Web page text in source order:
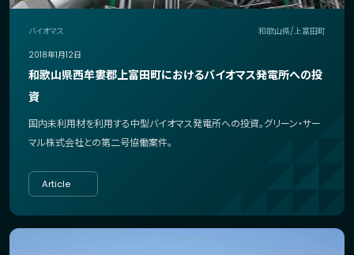
バイオマス
和歌山県/上富田町
2018年1月12日
和歌山県西牟婁郡上富田町におけるバイオマス発電所への投
資
国内未利用材を利用する中型バイオマス発電所への投資。グリーン・サー
マル株式会社との第二号協働案件。
Article